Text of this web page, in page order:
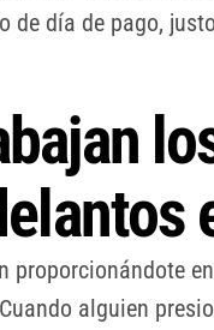
de día de pago,
proporcionándote
alguien